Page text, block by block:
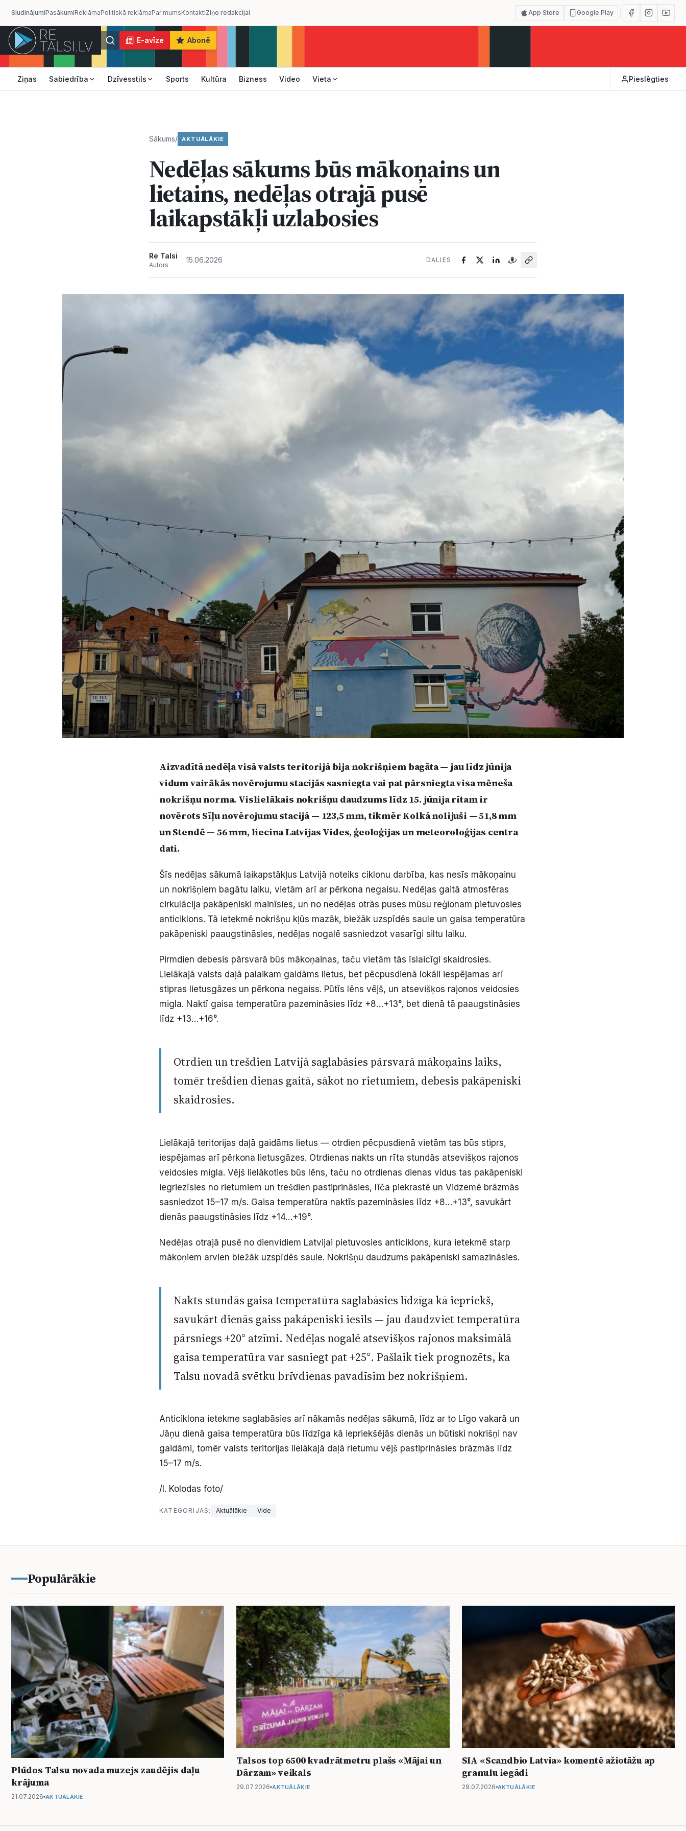
SludinājumiPasākumiReklāmaPolitiskā reklāmaPar mumsKontaktiZiņo redakcijai App Store Google Play
E-avīze Abonē
Ziņas Sabiedrība Dzīvesstils Sports Kultūra Bizness Video Vieta Pieslēgties
Sākums/ AKTUĀLĀKIE
Nedēļas sākums būs mākoņains un
lietains, nedēļas otrajā pusē
laikapstākļi uzlabosies
Re Talsi
Autors
15.06.2026 DALIES
Aizvadītā nedēļa visā valsts teritorijā bija nokrišņiem bagāta — jau līdz jūnija
vidum vairākās novērojumu stacijās sasniegta vai pat pārsniegta visa mēneša
nokrišņu norma. Vislielākais nokrišņu daudzums līdz 15. jūnija rītam ir
novērots Sīļu novērojumu stacijā — 123,5 mm, tikmēr Kolkā nolijuši — 51,8 mm
un Stendē — 56 mm, liecina Latvijas Vides, ģeoloģijas un meteoroloģijas centra
dati.
Šīs nedēļas sākumā laikapstākļus Latvijā noteiks ciklonu darbība, kas nesīs mākoņainu
un nokrišņiem bagātu laiku, vietām arī ar pērkona negaisu. Nedēļas gaitā atmosfēras
cirkulācija pakāpeniski mainīsies, un no nedēļas otrās puses mūsu reģionam pietuvosies
anticiklons. Tā ietekmē nokrišņu kļūs mazāk, biežāk uzspīdēs saule un gaisa temperatūra
pakāpeniski paaugstināsies, nedēļas nogalē sasniedzot vasarīgi siltu laiku.
Pirmdien debesis pārsvarā būs mākoņainas, taču vietām tās īslaicīgi skaidrosies.
Lielākajā valsts daļā palaikam gaidāms lietus, bet pēcpusdienā lokāli iespējamas arī
stipras lietusgāzes un pērkona negaiss. Pūtīs lēns vējš, un atsevišķos rajonos veidosies
migla. Naktī gaisa temperatūra pazemināsies līdz +8…+13°, bet dienā tā paaugstināsies
līdz +13…+16°.
Otrdien un trešdien Latvijā saglabāsies pārsvarā mākoņains laiks,
tomēr trešdien dienas gaitā, sākot no rietumiem, debesis pakāpeniski
skaidrosies.
Lielākajā teritorijas daļā gaidāms lietus — otrdien pēcpusdienā vietām tas būs stiprs,
iespējamas arī pērkona lietusgāzes. Otrdienas nakts un rīta stundās atsevišķos rajonos
veidosies migla. Vējš lielākoties būs lēns, taču no otrdienas dienas vidus tas pakāpeniski
iegriezīsies no rietumiem un trešdien pastiprināsies, līča piekrastē un Vidzemē brāzmās
sasniedzot 15–17 m/s. Gaisa temperatūra naktīs pazemināsies līdz +8…+13°, savukārt
dienās paaugstināsies līdz +14…+19°.
Nedēļas otrajā pusē no dienvidiem Latvijai pietuvosies anticiklons, kura ietekmē starp
mākoņiem arvien biežāk uzspīdēs saule. Nokrišņu daudzums pakāpeniski samazināsies.
Nakts stundās gaisa temperatūra saglabāsies līdzīga kā iepriekš,
savukārt dienās gaiss pakāpeniski iesils — jau daudzviet temperatūra
pārsniegs +20° atzīmi. Nedēļas nogalē atsevišķos rajonos maksimālā
gaisa temperatūra var sasniegt pat +25°. Pašlaik tiek prognozēts, ka
Talsu novadā svētku brīvdienas pavadīsim bez nokrišņiem.
Anticiklona ietekme saglabāsies arī nākamās nedēļas sākumā, līdz ar to Līgo vakarā un
Jāņu dienā gaisa temperatūra būs līdzīga kā iepriekšējās dienās un būtiski nokrišņi nav
gaidāmi, tomēr valsts teritorijas lielākajā daļā rietumu vējš pastiprināsies brāzmās līdz
15–17 m/s.
/I. Kolodas foto/
KATEGORIJAS: Aktuālākie Vide
Populārākie
Plūdos Talsu novada muzejs zaudējis daļu
krājuma
21.07.2026 AKTUĀLĀKIE
Talsos top 6500 kvadrātmetru plašs «Mājai un
Dārzam» veikals
29.07.2026 AKTUĀLĀKIE
SIA «Scandbio Latvia» komentē ažiotāžu ap
granulu iegādi
29.07.2026 AKTUĀLĀKIE